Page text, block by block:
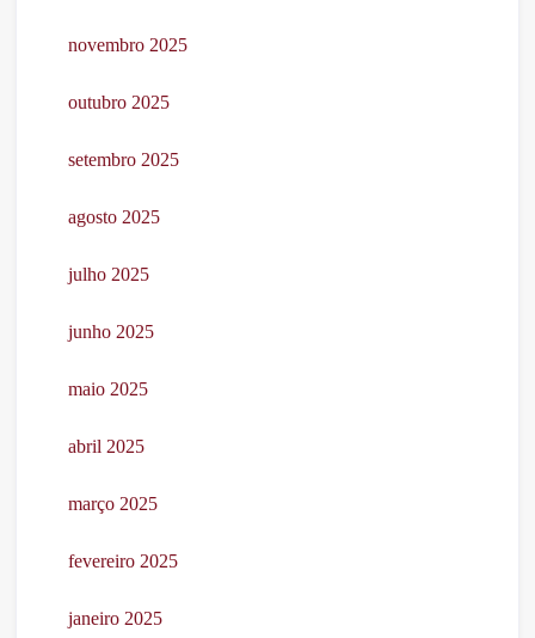
novembro 2025
outubro 2025
setembro 2025
agosto 2025
julho 2025
junho 2025
maio 2025
abril 2025
março 2025
fevereiro 2025
janeiro 2025